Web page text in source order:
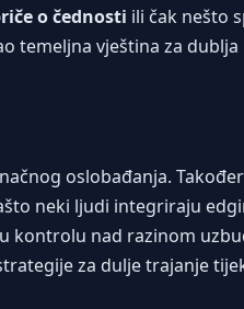
o čednosti ili čak nešto
temeljna vještina za dublja
oslobađanja.
neki ljudi integriraju
kontrolu nad razinom
za dulje trajanje